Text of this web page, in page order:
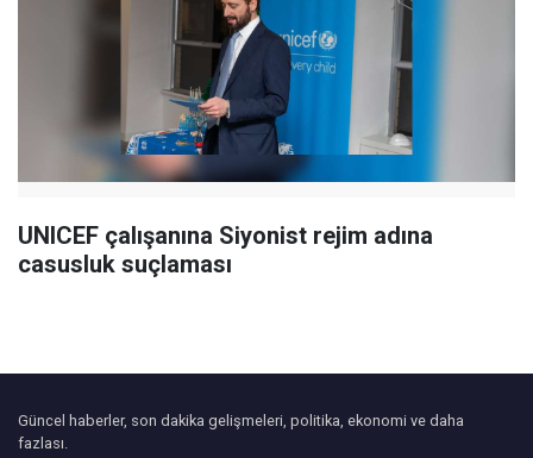
UNICEF çalışanına Siyonist rejim adına
casusluk suçlaması
Güncel haberler, son dakika gelişmeleri, politika, ekonomi ve daha
fazlası.